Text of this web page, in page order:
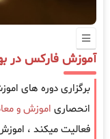
آموزش فارکس در
برگزاری دوره های
انحصاری اموزش و
فعالیت میکند ،